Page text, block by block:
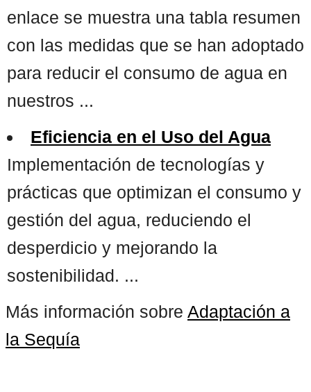
enlace se muestra una tabla resumen
con las medidas que se han adoptado
para reducir el consumo de agua en
nuestros ...
Eficiencia en el Uso del Agua
Implementación de tecnologías y
prácticas que optimizan el consumo y
gestión del agua, reduciendo el
desperdicio y mejorando la
sostenibilidad. ...
Más información sobre Adaptación a
la Sequía